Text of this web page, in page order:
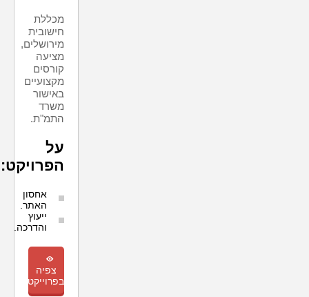
מכללת
חישובית
מירושלים,
מציעה
קורסים
מקצועיים
באישור
משרד
התמ"ת.
על
הפרויקט:
אחסון
האתר.
ייעוץ
והדרכה.
m
צפיה
בפרוייקט